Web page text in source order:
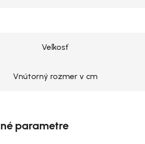
Veľkosť
Vnútorný rozmer v cm
parametre